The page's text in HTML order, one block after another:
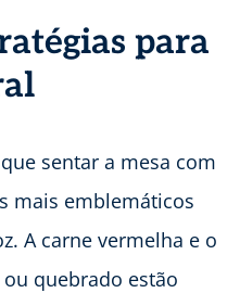
para
sentar a mesa com
mais emblemáticos
A carne vermelha e o
quebrado estão